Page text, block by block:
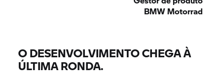
BMW Motorrad
O DESENVOLVIMENTO CHEGA À
ÚLTIMA RONDA.